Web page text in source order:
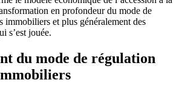
en profondeur du mode de
immobiliers et plus généralement des
s’est jouée.
du mode de régulation